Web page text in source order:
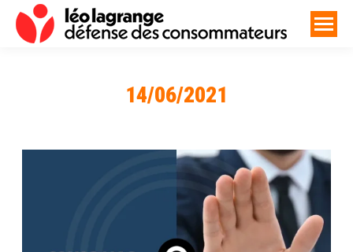
14/06/2021